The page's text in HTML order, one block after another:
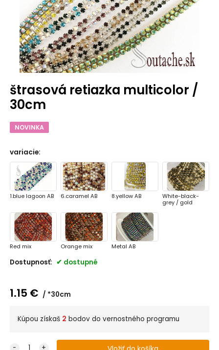
štrasová retiazka multicolor /
30cm
NOVINKA
variacie:
1.blue lagoon AB 6.caramel AB 8.yellow AB
White-black-
grey / gold
Red mix Orange mix Metal AB
Dostupnosť: dostupné
1.15 € *30cm
Kúpou získaš 2 bodov do vernostného programu